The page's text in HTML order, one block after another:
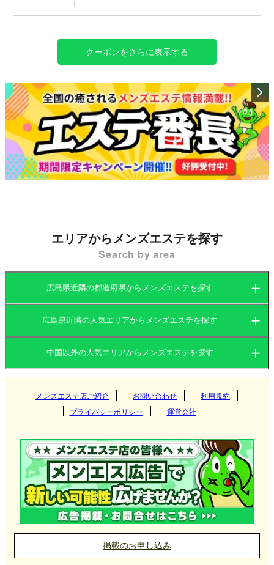
そして、4/15までオープンイベントと併用ができます
2000円お得にひとめ惚れした女の子と出会えちゃいま
す♪
※他のクーポンとの併用可能
クーポンをさらに表示する
エリアからメンズエステを探す
Search by area
広島県近隣の都道府県からメンズエステを探す
岡山県 広島県
山口県 鳥取県
島根県
広島県近隣の人気エリアからメンズエステを探す
岡山 広島県
福山
山口 鳥取県
米子 島根県
松江
中国以外の人気エリアからメンズエステを探す
関東
栃木県 東京都
神奈川県 千葉県
埼玉県
大阪府 京都府
兵庫県 滋賀県
奈良県 和歌山県
東海
愛知県 岐阜県
北海道・東北
北海道 岩手県
九州・沖縄
北陸・甲信越
メンズエステ店ご紹介 お問い合わせ
利用規約
プライバシーポリシー
運営会社
掲載のお申し込み